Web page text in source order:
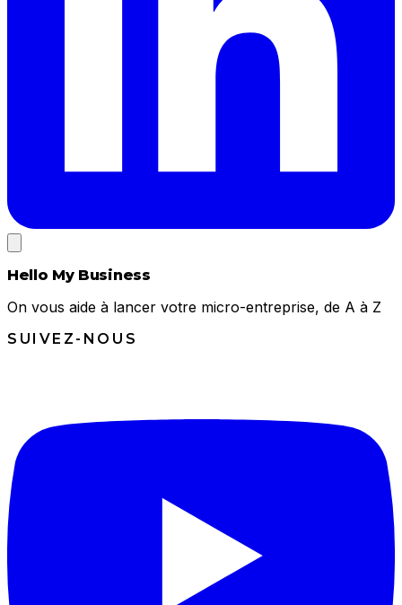
Hello My Business
On vous aide à lancer votre micro-entreprise, de A à Z
SUIVEZ-NOUS